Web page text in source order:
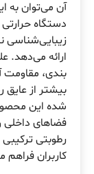
آن می‌توان به
دستگاه حرارتی
زیبایی‌شناسی
ارائه می‌دهد.
بیشتر از
شده این محصول
فضاهای داخلی
رطوبتی ترکیبی
کاربران فراهم